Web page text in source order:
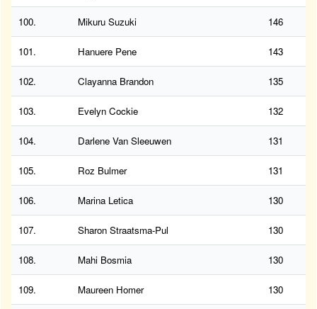
100. Mikuru Suzuki 146
101. Hanuere Pene 143
102. Clayanna Brandon 135
103. Evelyn Cockie 132
104. Darlene Van Sleeuwen 131
105. Roz Bulmer 131
106. Marina Letica 130
107. Sharon Straatsma-Pul 130
108. Mahi Bosmia 130
109. Maureen Homer 130